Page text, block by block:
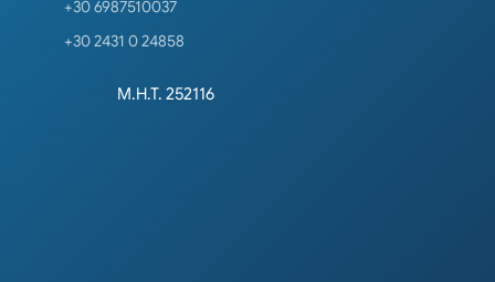
+30 6987510037
+30 2431 0 24858
Μ.Η.Τ. 252116